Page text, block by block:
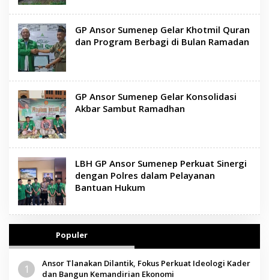
GP Ansor Sumenep Gelar Khotmil Quran
dan Program Berbagi di Bulan Ramadan
GP Ansor Sumenep Gelar Konsolidasi
Akbar Sambut Ramadhan
LBH GP Ansor Sumenep Perkuat Sinergi
dengan Polres dalam Pelayanan
Bantuan Hukum
Populer
1
Ansor Tlanakan Dilantik, Fokus Perkuat Ideologi Kader
dan Bangun Kemandirian Ekonomi